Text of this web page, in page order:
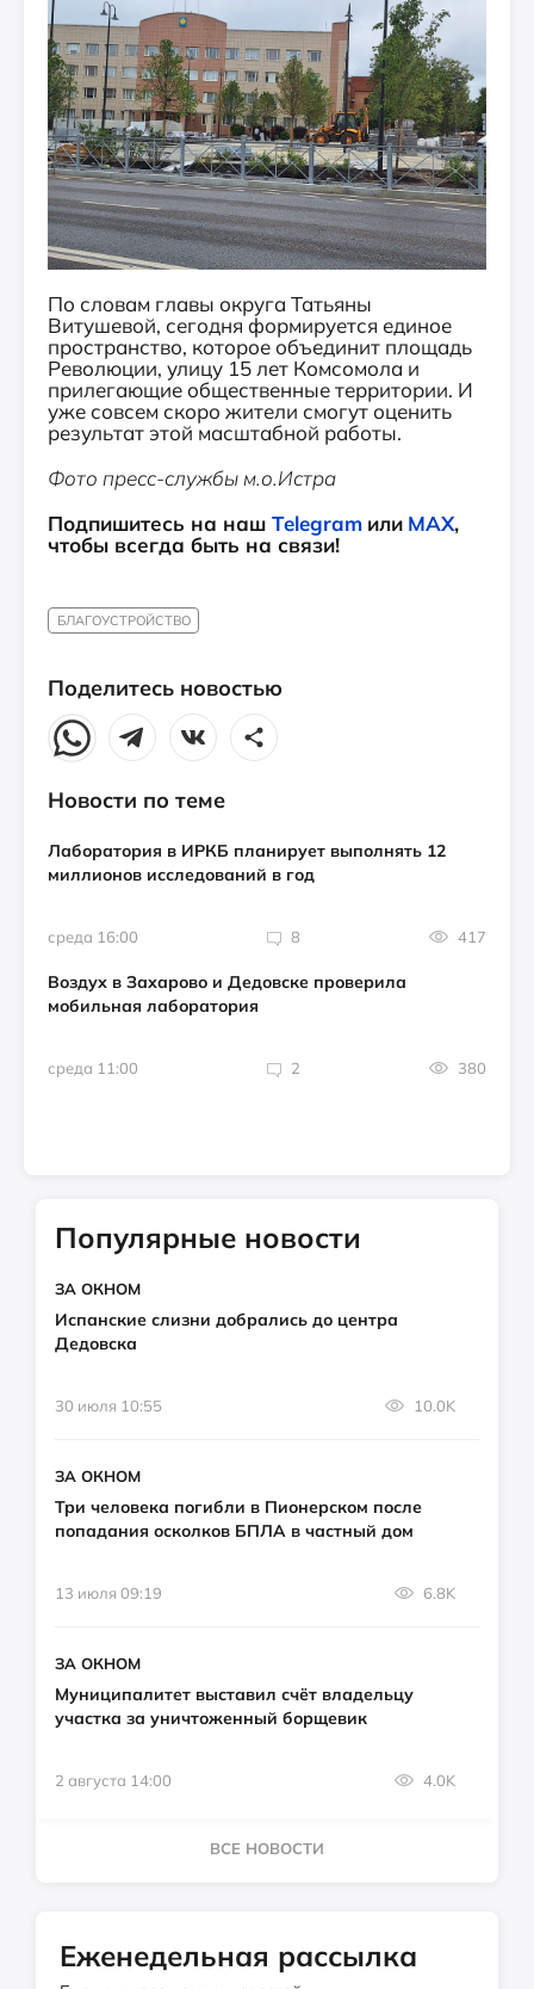
По словам главы округа Татьяны
Витушевой, сегодня формируется единое
пространство, которое объединит площадь
Революции, улицу 15 лет Комсомола и
прилегающие общественные территории. И
уже совсем скоро жители смогут оценить
результат этой масштабной работы.
Фото пресс-службы м.о.Истра
Подпишитесь на наш Telegram или MAX,
чтобы всегда быть на связи!
БЛАГОУСТРОЙСТВО
Поделитесь новостью
Новости по теме
Лаборатория в ИРКБ планирует выполнять 12
миллионов исследований в год
среда 16:00 8 417
Воздух в Захарово и Дедовске проверила
мобильная лаборатория
среда 11:00 2 380
Популярные новости
ЗА ОКНОМ
Испанские слизни добрались до центра
Дедовска
30 июля 10:55 10.0K
ЗА ОКНОМ
Три человека погибли в Пионерском после
попадания осколков БПЛА в частный дом
13 июля 09:19 6.8K
ЗА ОКНОМ
Муниципалитет выставил счёт владельцу
участка за уничтоженный борщевик
2 августа 14:00 4.0K
ВСЕ НОВОСТИ
Еженедельная рассылка